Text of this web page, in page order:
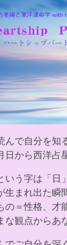
んで自分を
日から西洋占
いう字は「日
生まれ出た瞬
の＝性格、
な観点からあ